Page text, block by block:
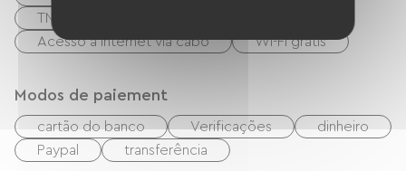
TNT
Acesso à internet via cabo
Wi-Fi grátis
Modos de paiement
cartão do banco Verificações
dinheiro
Paypal
transferência